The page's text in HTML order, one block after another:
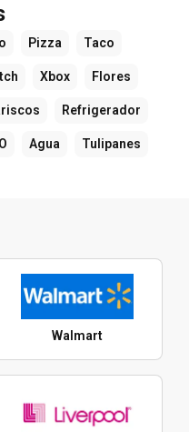
Pizza Taco
Xbox Flores
Refrigerador
Agua Tulipanes
Walmart